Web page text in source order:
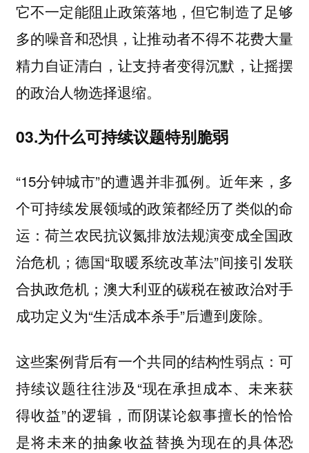
它不一定能阻止政策落地，但它制造了足够
多的噪音和恐惧，让推动者不得不花费大量
精力自证清白，让支持者变得沉默，让摇摆
的政治人物选择退缩。
03.为什么可持续议题特别脆弱
“15分钟城市”的遭遇并非孤例。近年来，多
个可持续发展领域的政策都经历了类似的命
运：荷兰农民抗议氮排放法规演变成全国政
治危机；德国“取暖系统改革法”间接引发联
合执政危机；澳大利亚的碳税在被政治对手
成功定义为“生活成本杀手”后遭到废除。
这些案例背后有一个共同的结构性弱点：可
持续议题往往涉及“现在承担成本、未来获
得收益”的逻辑，而阴谋论叙事擅长的恰恰
是将未来的抽象收益替换为现在的具体恐